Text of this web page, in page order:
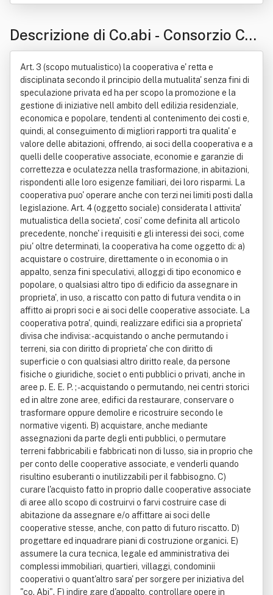
Descrizione di Co.abi - Consorzio Co
mprensoriale Cooperative Di Abitazi
one - Soc Ieta' Cooperativa "Co.abi S
ocietà Cooperativa" - "Coabi Società
Cooperativa" - Co.abi.società C Oope
rativa"
Art. 3 (scopo mutualistico) la cooperativa e' retta e
disciplinata secondo il principio della mutualita' senza fini di
speculazione privata ed ha per scopo la promozione e la
gestione di iniziative nell ambito dell edilizia residenziale,
economica e popolare, tendenti al contenimento dei costi e,
quindi, al conseguimento di migliori rapporti tra qualita' e
valore delle abitazioni, offrendo, ai soci della cooperativa e a
quelli delle cooperative associate, economie e garanzie di
correttezza e oculatezza nella trasformazione, in abitazioni,
rispondenti alle loro esigenze familiari, dei loro risparmi. La
cooperativa puo' operare anche con terzi nei limiti posti dalla
legislazione. Art. 4 (oggetto sociale) considerata l attivita'
mutualistica della societa', cosi' come definita all articolo
precedente, nonche' i requisiti e gli interessi dei soci, come
piu' oltre determinati, la cooperativa ha come oggetto di: a)
acquistare o costruire, direttamente o in economia o in
appalto, senza fini speculativi, alloggi di tipo economico e
popolare, o qualsiasi altro tipo di edificio da assegnare in
proprieta', in uso, a riscatto con patto di futura vendita o in
affitto ai propri soci e ai soci delle cooperative associate. La
cooperativa potra', quindi, realizzare edifici sia a proprieta'
divisa che indivisa: - acquistando o anche permutando i
terreni, sia con diritto di proprieta' che con diritto di
superficie o con qualsiasi altro diritto reale, da persone
fisiche o giuridiche, societ o enti pubblici o privati, anche in
aree p. E. E. P. ; - acquistando o permutando, nei centri storici
ed in altre zone aree, edifici da restaurare, conservare o
trasformare oppure demolire e ricostruire secondo le
normative vigenti. B) acquistare, anche mediante
assegnazioni da parte degli enti pubblici, o permutare
terreni fabbricabili e fabbricati non di lusso, sia in proprio che
per conto delle cooperative associate, e venderli quando
risultino esuberanti o inutilizzabili per il fabbisogno. C)
curare l'acquisto fatto in proprio dalle cooperative associate
di aree allo scopo di costruirvi o farvi costruire case di
abitazione da assegnare e/o affittare ai soci delle
cooperative stesse, anche, con patto di futuro riscatto. D)
progettare ed inquadrare piani di costruzione organici. E)
assumere la cura tecnica, legale ed amministrativa dei
complessi immobiliari, quartieri, villaggi, condominii
cooperativi o quant'altro sara' per sorgere per iniziativa del
"co. Abi". F) indire gare d'appalto, controllare opere in